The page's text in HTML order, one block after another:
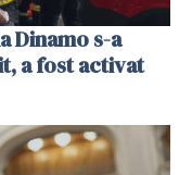
Dinamo s-a
a fost activat